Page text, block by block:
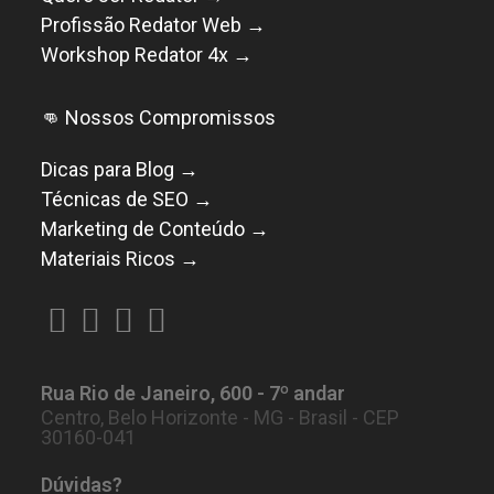
Profissão Redator Web →
Workshop Redator 4x →
👊 Nossos Compromissos
Dicas para Blog →
Técnicas de SEO →
Marketing de Conteúdo →
Materiais Ricos →
uma
nova
aba
uma
nova
aba
uma
nova
aba
uma
nova
Rua Rio de Janeiro, 600 - 7º andar
Centro, Belo Horizonte - MG - Brasil - CEP
30160-041
Dúvidas?